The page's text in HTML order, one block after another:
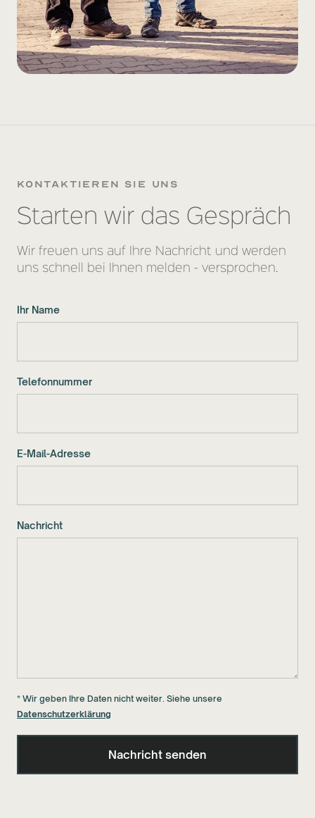
kontaktieren sie uns
Starten wir das Gespräch
Wir freuen uns auf Ihre Nachricht und werden
uns schnell bei Ihnen melden - versprochen.
Ihr Name
Telefonnummer
E-Mail-Adresse
Nachricht
* Wir geben Ihre Daten nicht weiter. Siehe unsere
Datenschutzerklärung